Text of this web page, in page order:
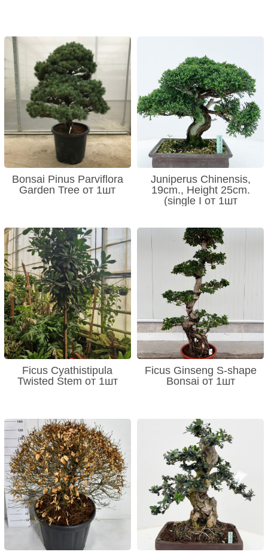
Bonsai Pinus Parviflora
Garden Tree от 1шт
Juniperus Chinensis,
19cm., Height 25cm.
(single I от 1шт
Ficus Cyathistipula
Twisted Stem от 1шт
Ficus Ginseng S-shape
Bonsai от 1шт